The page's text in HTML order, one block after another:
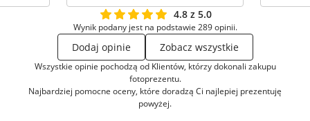
4.8 z 5.0
Wynik podany jest na podstawie 289 opinii.
Dodaj opinie Zobacz wszystkie
Wszystkie opinie pochodzą od Klientów, którzy dokonali zakupu
fotoprezentu.
Najbardziej pomocne oceny, które doradzą Ci najlepiej prezentuję
powyżej.